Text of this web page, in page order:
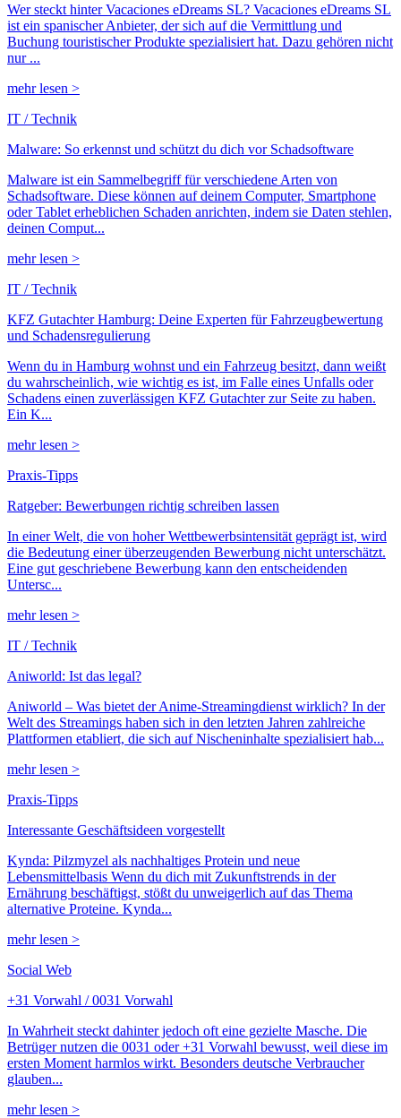
Wer steckt hinter Vacaciones eDreams SL? Vacaciones eDreams SL
ist ein spanischer Anbieter, der sich auf die Vermittlung und
Buchung touristischer Produkte spezialisiert hat. Dazu gehören nicht
nur ...
mehr lesen >
IT / Technik
Malware: So erkennst und schützt du dich vor Schadsoftware
Malware ist ein Sammelbegriff für verschiedene Arten von
Schadsoftware. Diese können auf deinem Computer, Smartphone
oder Tablet erheblichen Schaden anrichten, indem sie Daten stehlen,
deinen Comput...
mehr lesen >
IT / Technik
KFZ Gutachter Hamburg: Deine Experten für Fahrzeugbewertung
und Schadensregulierung
Wenn du in Hamburg wohnst und ein Fahrzeug besitzt, dann weißt
du wahrscheinlich, wie wichtig es ist, im Falle eines Unfalls oder
Schadens einen zuverlässigen KFZ Gutachter zur Seite zu haben.
Ein K...
mehr lesen >
Praxis-Tipps
Ratgeber: Bewerbungen richtig schreiben lassen
In einer Welt, die von hoher Wettbewerbsintensität geprägt ist, wird
die Bedeutung einer überzeugenden Bewerbung nicht unterschätzt.
Eine gut geschriebene Bewerbung kann den entscheidenden
Untersc...
mehr lesen >
IT / Technik
Aniworld: Ist das legal?
Aniworld – Was bietet der Anime-Streamingdienst wirklich? In der
Welt des Streamings haben sich in den letzten Jahren zahlreiche
Plattformen etabliert, die sich auf Nischeninhalte spezialisiert hab...
mehr lesen >
Praxis-Tipps
Interessante Geschäftsideen vorgestellt
Kynda: Pilzmyzel als nachhaltiges Protein und neue
Lebensmittelbasis Wenn du dich mit Zukunftstrends in der
Ernährung beschäftigst, stößt du unweigerlich auf das Thema
alternative Proteine. Kynda...
mehr lesen >
Social Web
+31 Vorwahl / 0031 Vorwahl
In Wahrheit steckt dahinter jedoch oft eine gezielte Masche. Die
Betrüger nutzen die 0031 oder +31 Vorwahl bewusst, weil diese im
ersten Moment harmlos wirkt. Besonders deutsche Verbraucher
glauben...
mehr lesen >